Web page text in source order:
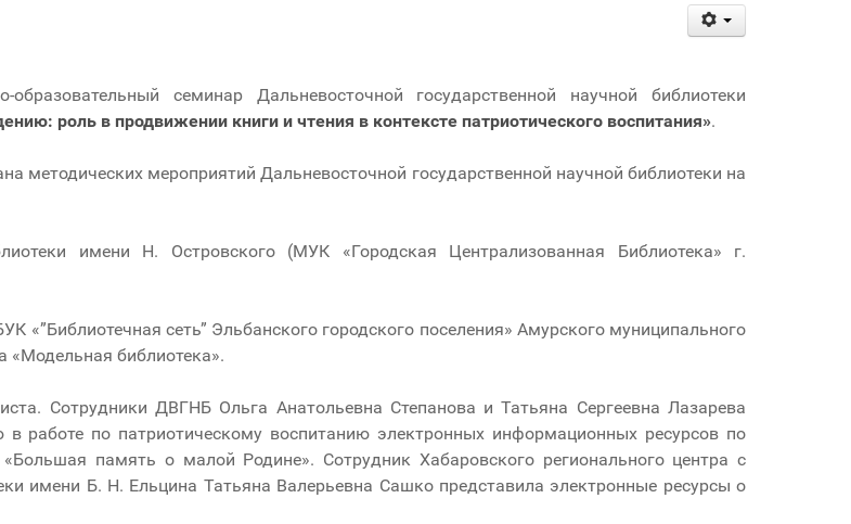
семинар Дальневосточной государственной научной библиотеки
роль в продвижении книги и чтения в контексте патриотического воспитания».
методических мероприятий Дальневосточной государственной научной библиотеки на
имени Н. Островского (МУК «Городская Централизованная Библиотека» г.
сеть” Эльбанского городского поселения» Амурского муниципального
«Модельная библиотека».
Сотрудники ДВГНБ Ольга Анатольевна Степанова и Татьяна Сергеевна Лазарева
работе по патриотическому воспитанию электронных информационных ресурсов по
память о малой Родине». Сотрудник Хабаровского регионального центра с
имени Б. Н. Ельцина Татьяна Валерьевна Сашко представила электронные ресурсы о